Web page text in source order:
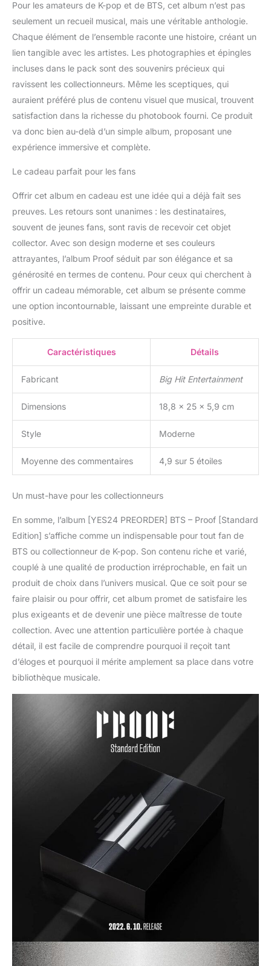
Pour les amateurs de K-pop et de BTS, cet album n’est pas
seulement un recueil musical, mais une véritable anthologie.
Chaque élément de l’ensemble raconte une histoire, créant un
lien tangible avec les artistes. Les photographies et épingles
incluses dans le pack sont des souvenirs précieux qui
ravissent les collectionneurs. Même les sceptiques, qui
auraient préféré plus de contenu visuel que musical, trouvent
satisfaction dans la richesse du photobook fourni. Ce produit
va donc bien au-delà d’un simple album, proposant une
expérience immersive et complète.
Le cadeau parfait pour les fans
Offrir cet album en cadeau est une idée qui a déjà fait ses
preuves. Les retours sont unanimes : les destinataires,
souvent de jeunes fans, sont ravis de recevoir cet objet
collector. Avec son design moderne et ses couleurs
attrayantes, l’album Proof séduit par son élégance et sa
générosité en termes de contenu. Pour ceux qui cherchent à
offrir un cadeau mémorable, cet album se présente comme
une option incontournable, laissant une empreinte durable et
positive.
Caractéristiques Détails
Fabricant Big Hit Entertainment
Dimensions 18,8 x 25 x 5,9 cm
Style Moderne
Moyenne des commentaires 4,9 sur 5 étoiles
Un must-have pour les collectionneurs
En somme, l’album [YES24 PREORDER] BTS – Proof [Standard
Edition] s’affiche comme un indispensable pour tout fan de
BTS ou collectionneur de K-pop. Son contenu riche et varié,
couplé à une qualité de production irréprochable, en fait un
produit de choix dans l’univers musical. Que ce soit pour se
faire plaisir ou pour offrir, cet album promet de satisfaire les
plus exigeants et de devenir une pièce maîtresse de toute
collection. Avec une attention particulière portée à chaque
détail, il est facile de comprendre pourquoi il reçoit tant
d’éloges et pourquoi il mérite amplement sa place dans votre
bibliothèque musicale.